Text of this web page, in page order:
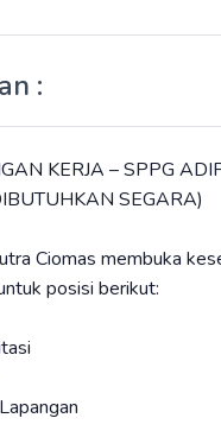
:
KERJA – SPPG
SEGARA)
Ciomas membuka
posisi berikut: